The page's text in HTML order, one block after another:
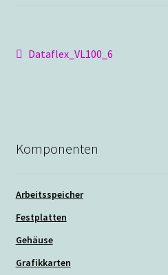
Beitragsnavigation
Vorheriger
Dataflex_VL100_6
Komponenten
Arbeitsspeicher
Festplatten
Gehäuse
Grafikkarten